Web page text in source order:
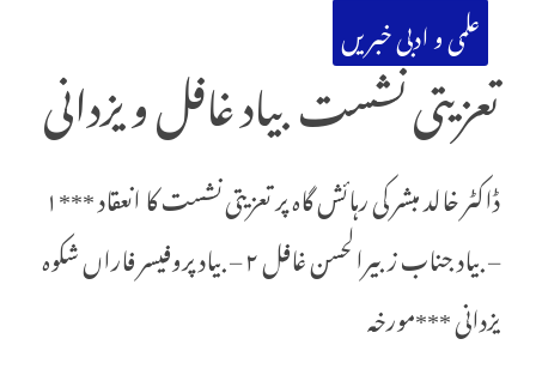
علمی و ادبی خبریں
تعزیتی نشست بیاد غافل و یزدانی
ڈاکٹر خالد مبشر کی رہائش گاہ پر تعزیتی نشست کا انعقاد ***۱
– بیاد جناب زبیرالحسن غافل ۲ – بیاد پروفیسر فاراں شکوہ
یزدانی ***مورخہ